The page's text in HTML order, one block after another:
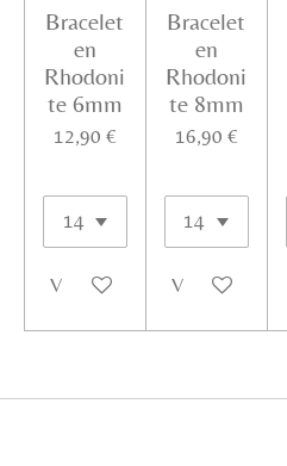
Bracelet
en
Rhodoni
te 6mm
12,90 €
Voir les détails
Bracelet
en
Rhodoni
te 8mm
16,90 €
Voir les détails